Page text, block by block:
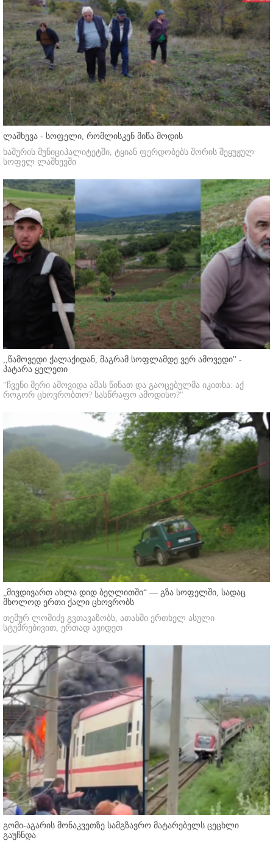
ლაშხევა - სოფელი, რომლისკენ მიწა მოდის
ხაშურის მუნიციპალიტეტში, ტყიან ფერდობებს შორის შეყუჟულ
სოფელ ლაშხევში
,,წამოვედი ქალაქიდან, მაგრამ სოფლამდე ვერ ამოვედი'' -
პატარა ყელეთი
"ჩვენი მერი ამოვიდა ამას წინათ და გაოცებულმა იკითხა: აქ
როგორ ცხოვრობთო? სასწრაფო ამოდისო?"
„მივდივართ ახლა დიდ ბეღლითში“ — გზა სოფელში, სადაც
მხოლოდ ერთი ქალი ცხოვრობს
თემურ ლომიძე გვთავაზობს, ათასში ერთხელ ასული
სტუმრებივით, ერთად ავიდეთ
გომი-აგარის მონაკვეთზე სამგზავრო მატარებელს ცეცხლი
გაუჩნდა